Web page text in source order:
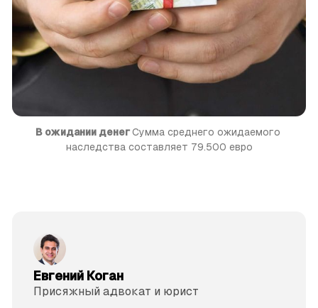
В ожидании денег Сумма среднего ожидаемого
наследства составляет 79.500 евро
Евгений Коган
Присяжный адвокат и юрист